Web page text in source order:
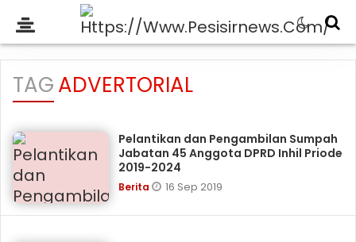
TAGADVERTORIAL
Pelantikan dan Pengambilan Sumpah
Jabatan 45 Anggota DPRD Inhil Priode
2019-2024
Berita 16 Sep 2019